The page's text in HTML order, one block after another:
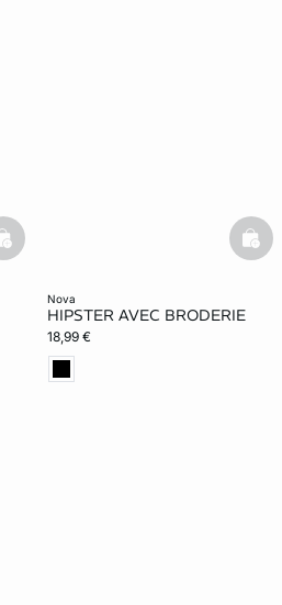
basketfull
nova
HIPSTER AVEC BRODERIE
18,99 €